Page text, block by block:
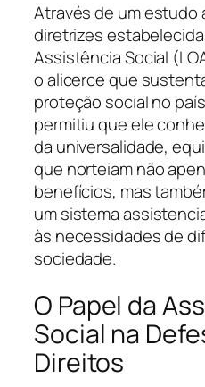
Através de um estudo
diretrizes
Assistência Social
o alicerce que
proteção social no
permitiu que ele
da universalidade,
que norteiam não
benefícios, mas
um sistema
às necessidades de
sociedade.
O Papel da
Social na
Direitos